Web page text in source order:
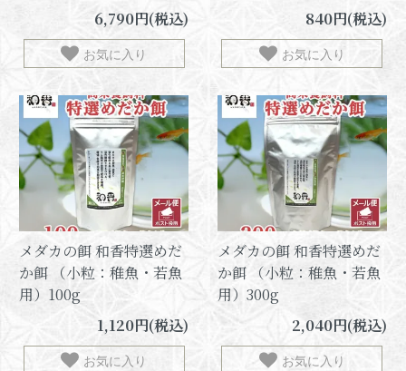
6,790円(税込)
お気に入り
840円(税込)
お気に入り
メダカの餌 和香特選めだ
か餌 （小粒：稚魚・若魚
用）100g
1,120円(税込)
お気に入り
メダカの餌 和香特選めだ
か餌 （小粒：稚魚・若魚
用）300g
2,040円(税込)
お気に入り